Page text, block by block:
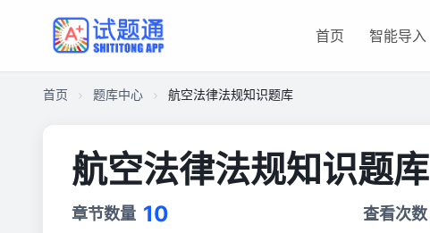
首页 智能导入
首页 题库中心 航空法律法规知识题库
航空法律法规知识题库
章节数量 10 查看次数